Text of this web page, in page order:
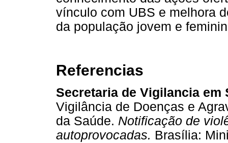
vínculo com UBS e melhora
da população jovem e
Referencias
Secretaria de Vigilancia em
Vigilância de Doenças e
da Saúde. Notificação de
autoprovocadas. Brasília: